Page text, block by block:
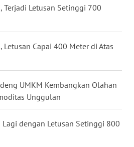
Terjadi Letusan Setinggi 700
Letusan Capai 400 Meter di Atas
UMKM Kembangkan Olahan
Unggulan
Lagi dengan Letusan Setinggi 800